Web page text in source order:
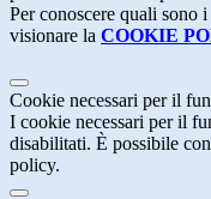
Per conoscere quali sono
visionare la COOKIE
Cookie necessari per il
I cookie necessari per il
disabilitati. È possibile
policy.